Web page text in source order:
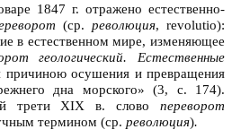
1847 г. отражено естественно-
(ср. революция, revolutio):
в естественном мире, изменяющее
геологический. Естественные
причиною осушения и превращения
дна морского» (3, с. 174).
трети XIX в. слово переворот
термином (ср. революция).